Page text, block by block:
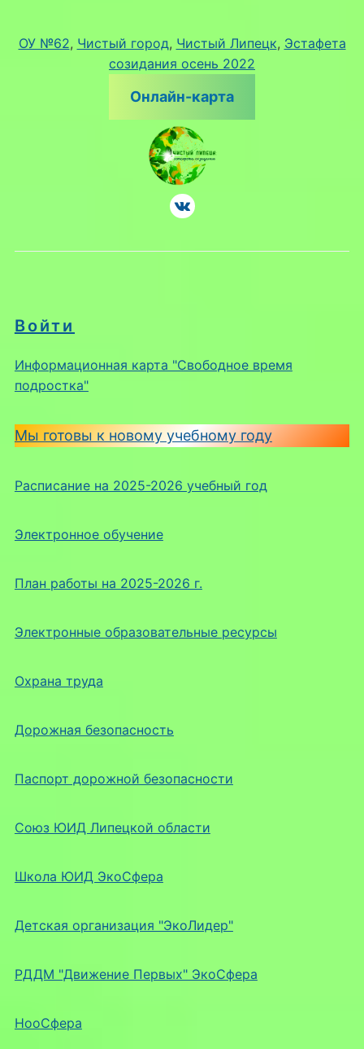
Войти
Информационная карта "Свободное время
подростка"
Мы готовы к новому учебному году
Расписание на 2025-2026 учебный год
Электронное обучение
План работы на 2025-2026 г.
Электронные образовательные ресурсы
Охрана труда
Дорожная безопасность
Паспорт дорожной безопасности
Союз ЮИД Липецкой области
Школа ЮИД ЭкоСфера
Детская организация "ЭкоЛидер"
РДДМ "Движение Первых" ЭкоСфера
НооСфера
ОУ №62, Чистый город, Чистый Липецк, Эстафета
созидания осень 2022
Онлайн-карта